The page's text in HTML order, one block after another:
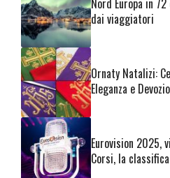
Nord Europa in
dai viaggiatori
Ornaty Natalizi:
Eleganza e
Eurovision 2025,
Corsi, la